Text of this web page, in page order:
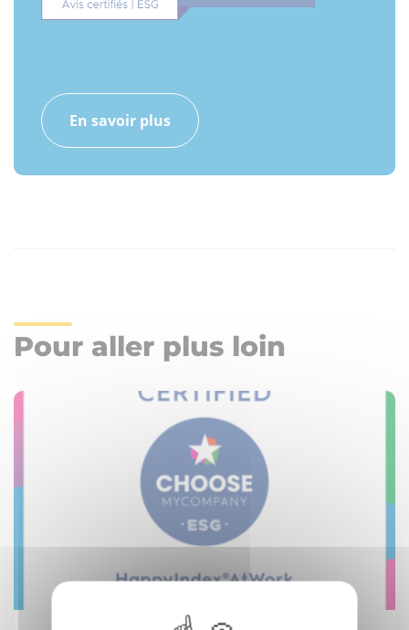
En savoir plus
Pour aller plus loin